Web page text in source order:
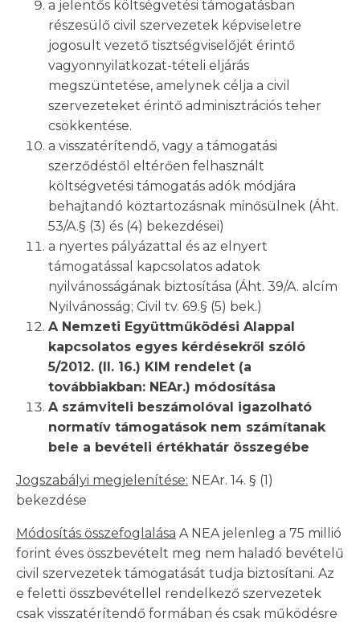
a jelentős költségvetési támogatásban
részesülő civil szervezetek képviseletre
jogosult vezető tisztségviselőjét érintő
vagyonnyilatkozat-tételi eljárás
megszüntetése, amelynek célja a civil
szervezeteket érintő adminisztrációs teher
csökkentése.
a visszatérítendő, vagy a támogatási
szerződéstől eltérően felhasznált
költségvetési támogatás adók módjára
behajtandó köztartozásnak minősülnek (Áht.
53/A.§ (3) és (4) bekezdései)
a nyertes pályázattal és az elnyert
támogatással kapcsolatos adatok
nyilvánosságának biztosítása (Áht. 39/A. alcím
Nyilvánosság; Civil tv. 69.§ (5) bek.)
A Nemzeti Együttműködési Alappal
kapcsolatos egyes kérdésekről szóló
5/2012. (II. 16.) KIM rendelet (a
továbbiakban: NEAr.) módosítása
A számviteli beszámolóval igazolható
normatív támogatások nem számítanak
bele a bevételi értékhatár összegébe
Jogszabályi megjelenítése: NEAr. 14. § (1)
bekezdése
Módosítás összefoglalása A NEA jelenleg a 75 millió
forint éves összbevételt meg nem haladó bevételű
civil szervezetek támogatását tudja biztosítani. Az
e feletti összbevétellel rendelkező szervezetek
csak visszatérítendő formában és csak működésre